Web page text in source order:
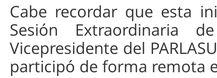
Cabe recordar que esta
Sesión Extraordinaria
Vicepresidente del
participó de forma remota